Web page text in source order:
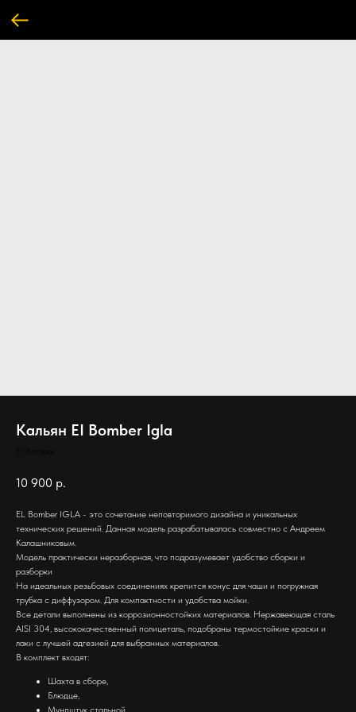
Кальян EI Bomber Igla
10 900 р.
EL Bomber IGLA - это сочетание неповторимого дизайна и уникальных
технических решений. Данная модель разрабатывалась совместно с Андреем
Калашниковым.
Модель практически неразборная, что подразумевает удобство сборки и
разборки
На идеальных резьбовых соединениях крепится конус для чаши и погружная
трубка с диффузором. Для компактности и удобства мойки.
Все детали выполнены из коррозионностойких материалов. Нержавеющая сталь
AISI 304, высококачественный полицеталь, подобраны термостойкие краски и
лаки с лучшей адгезией для выбранных материалов.
В комплект входят:
Шахта в сборе,
Блюдце,
Мундштук стальной,